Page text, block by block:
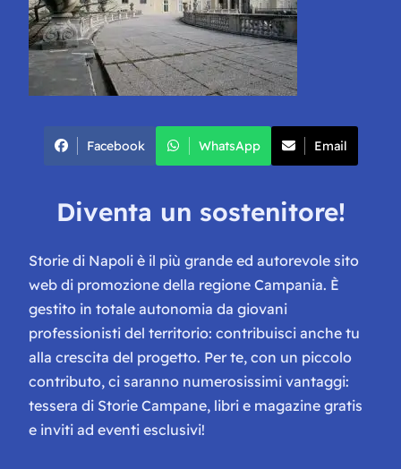
Facebook WhatsApp Email
Diventa un sostenitore!
Storie di Napoli è il più grande ed autorevole sito
web di promozione della regione Campania. È
gestito in totale autonomia da giovani
professionisti del territorio: contribuisci anche tu
alla crescita del progetto. Per te, con un piccolo
contributo, ci saranno numerosissimi vantaggi:
tessera di Storie Campane, libri e magazine gratis
e inviti ad eventi esclusivi!